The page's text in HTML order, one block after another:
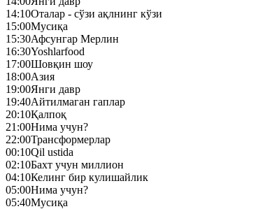
14:10Оталар - сўзи ақлнинг кўзи
15:00Mусиқа
15:30Афсунгар Мерлин
16:30Yoshlarfood
17:00Шовқин шоу
18:00Азия
19:00Янги давр
19:40Айтилмаган гаплар
20:10Қалпоқ
21:00Нима учун?
22:00Трансформерлар
00:10Qil ustida
02:10Бахт учун миллион
04:10Келинг бир кулишайлик
05:00Нима учун?
05:40Mусиқа